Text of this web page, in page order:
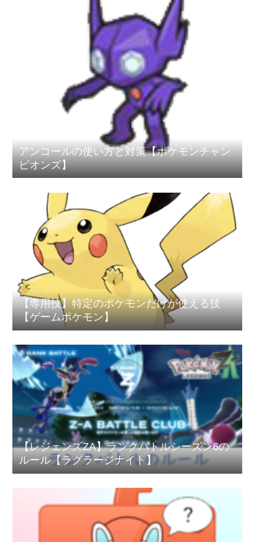
アンコールの使い方と対策【ポケモンチャン
ピオンズ】
【専用技】特定のポケモンだけが使える技
【ゲームポケモン】
【レジェンズZA】ランクバトルシーズン6の
ルール【ラグラージナイト】